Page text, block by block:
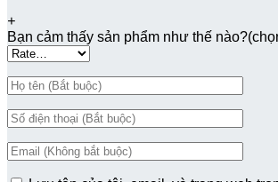
+
Bạn cảm thấy sản phẩm như thế